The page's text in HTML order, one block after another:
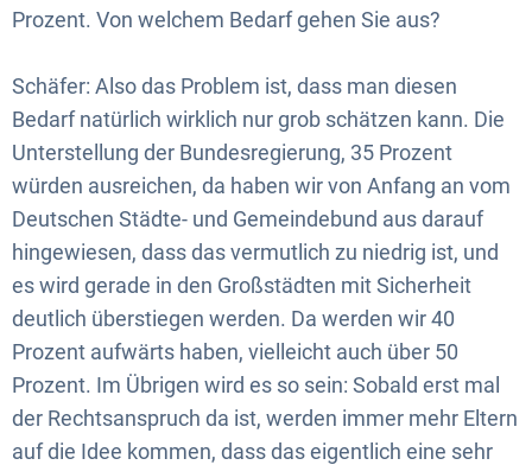
Prozent. Von welchem Bedarf gehen Sie aus?
Schäfer: Also das Problem ist, dass man diesen
Bedarf natürlich wirklich nur grob schätzen kann. Die
Unterstellung der Bundesregierung, 35 Prozent
würden ausreichen, da haben wir von Anfang an vom
Deutschen Städte- und Gemeindebund aus darauf
hingewiesen, dass das vermutlich zu niedrig ist, und
es wird gerade in den Großstädten mit Sicherheit
deutlich überstiegen werden. Da werden wir 40
Prozent aufwärts haben, vielleicht auch über 50
Prozent. Im Übrigen wird es so sein: Sobald erst mal
der Rechtsanspruch da ist, werden immer mehr Eltern
auf die Idee kommen, dass das eigentlich eine sehr